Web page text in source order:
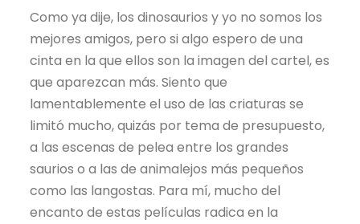
Como ya dije, los dinosaurios y yo no somos los
mejores amigos, pero si algo espero de una
cinta en la que ellos son la imagen del cartel, es
que aparezcan más. Siento que
lamentablemente el uso de las criaturas se
limitó mucho, quizás por tema de presupuesto,
a las escenas de pelea entre los grandes
saurios o a las de animalejos más pequeños
como las langostas. Para mí, mucho del
encanto de estas películas radica en la